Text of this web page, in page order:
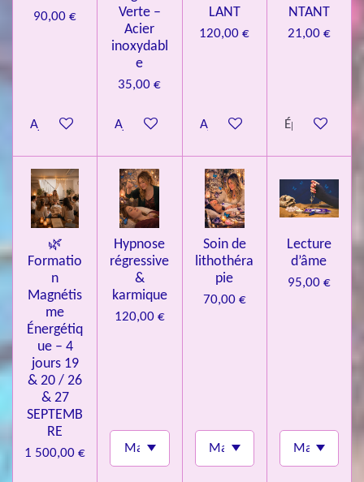
l
90,00 €
Ajouter au panier
Verte –
Acier
inoxydabl
e
35,00 €
Ajouter au panier
LANT
120,00 €
Ajouter au panier
NTANT
21,00 €
Épuisé
🌿
Formatio
n
Magnétis
me
Énergétiq
ue – 4
jours 19
& 20 / 26
& 27
SEPTEMB
RE
1 500,00 €
Hypnose
régressive
&
karmique
120,00 €
Soin de
lithothéra
pie
70,00 €
Lecture
d’âme
95,00 €